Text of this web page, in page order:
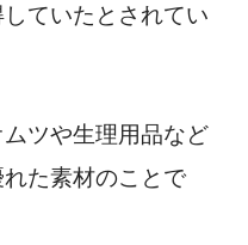
ていたとされてい
ツや生理用品など
た素材のことで